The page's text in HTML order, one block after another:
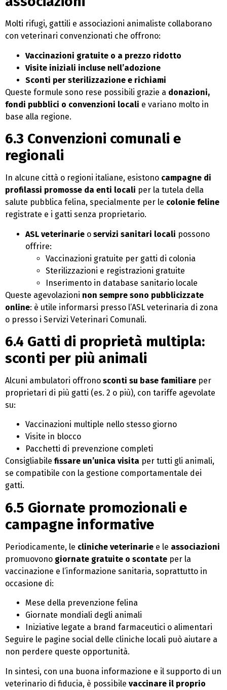
Molti rifugi, gattili e associazioni animaliste collaborano
con veterinari convenzionati che offrono:
Vaccinazioni gratuite o a prezzo ridotto
Visite iniziali incluse nell’adozione
Sconti per sterilizzazione e richiami
Queste formule sono rese possibili grazie a donazioni,
fondi pubblici o convenzioni locali e variano molto in
base alla regione.
6.3 Convenzioni comunali e
regionali
In alcune città o regioni italiane, esistono campagne di
profilassi promosse da enti locali per la tutela della
salute pubblica felina, specialmente per le colonie feline
registrate e i gatti senza proprietario.
ASL veterinarie o servizi sanitari locali possono
offrire:
Vaccinazioni gratuite per gatti di colonia
Sterilizzazioni e registrazioni gratuite
Inserimento in database sanitario locale
Queste agevolazioni non sempre sono pubblicizzate
online: è utile informarsi presso l’ASL veterinaria di zona
o presso i Servizi Veterinari Comunali.
6.4 Gatti di proprietà multipla:
sconti per più animali
Alcuni ambulatori offrono sconti su base familiare per
proprietari di più gatti (es. 2 o più), con tariffe agevolate
su:
Vaccinazioni multiple nello stesso giorno
Visite in blocco
Pacchetti di prevenzione completi
Consigliabile fissare un’unica visita per tutti gli animali,
se compatibile con la gestione comportamentale dei
gatti.
6.5 Giornate promozionali e
campagne informative
Periodicamente, le cliniche veterinarie e le associazioni
promuovono giornate gratuite o scontate per la
vaccinazione e l’informazione sanitaria, soprattutto in
occasione di:
Mese della prevenzione felina
Giornate mondiali degli animali
Iniziative legate a brand farmaceutici o alimentari
Seguire le pagine social delle cliniche locali può aiutare a
non perdere queste opportunità.
In sintesi, con una buona informazione e il supporto di un
veterinario di fiducia, è possibile vaccinare il proprio